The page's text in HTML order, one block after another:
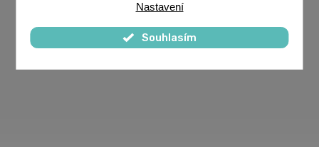
Nastavení
Souhlasím